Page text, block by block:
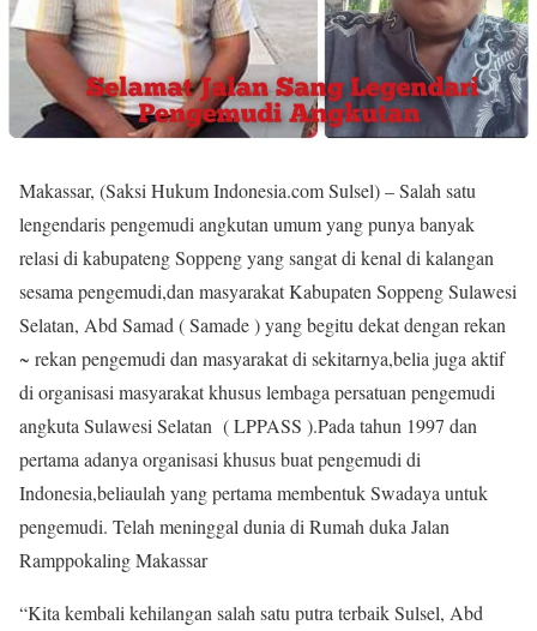
Makassar, (Saksi Hukum Indonesia.com Sulsel) – Salah satu
lengendaris pengemudi angkutan umum yang punya banyak
relasi di kabupateng Soppeng yang sangat di kenal di kalangan
sesama pengemudi,dan masyarakat Kabupaten Soppeng Sulawesi
Selatan, Abd Samad ( Samade ) yang begitu dekat dengan rekan
~ rekan pengemudi dan masyarakat di sekitarnya,belia juga aktif
di organisasi masyarakat khusus lembaga persatuan pengemudi
angkuta Sulawesi Selatan ( LPPASS ).Pada tahun 1997 dan
pertama adanya organisasi khusus buat pengemudi di
Indonesia,beliaulah yang pertama membentuk Swadaya untuk
pengemudi. Telah meninggal dunia di Rumah duka Jalan
Ramppokaling Makassar
“Kita kembali kehilangan salah satu putra terbaik Sulsel, Abd